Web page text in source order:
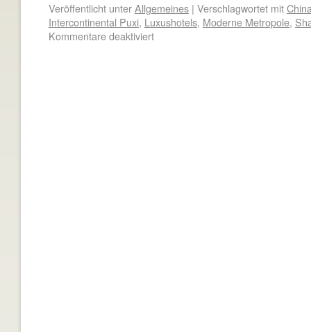
Veröffentlicht unterAllgemeines | Verschlagwortet mit
Intercontinental Puxi, Luxushotels, Moderne Metropole,
Kommentare deaktiviert